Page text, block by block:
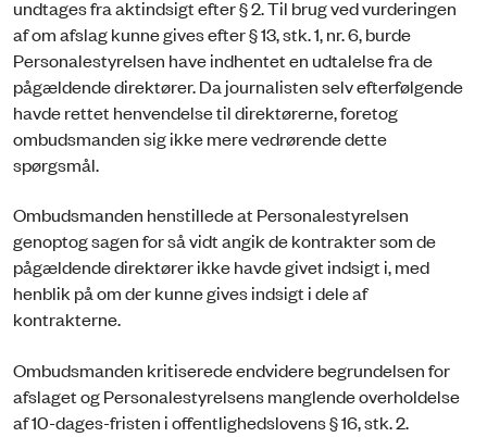
undtages fra aktindsigt efter § 2. Til brug ved vurderingen
af om afslag kunne gives efter § 13, stk. 1, nr. 6, burde
Personalestyrelsen have indhentet en udtalelse fra de
pågældende direktører. Da journalisten selv efterfølgende
havde rettet henvendelse til direktørerne, foretog
ombudsmanden sig ikke mere vedrørende dette
spørgsmål.
Ombudsmanden henstillede at Personalestyrelsen
genoptog sagen for så vidt angik de kontrakter som de
pågældende direktører ikke havde givet indsigt i, med
henblik på om der kunne gives indsigt i dele af
kontrakterne.
Ombudsmanden kritiserede endvidere begrundelsen for
afslaget og Personalestyrelsens manglende overholdelse
af 10-dages-fristen i offentlighedslovens § 16, stk. 2.